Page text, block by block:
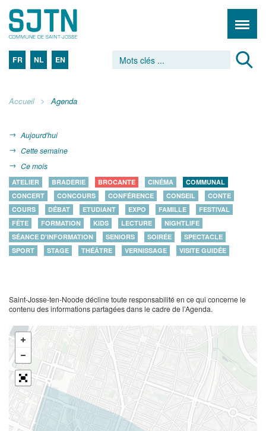
FR NL EN
Accueil Agenda
Aujourd'hui
Cette semaine
Ce mois
ATELIER BRADERIE BROCANTE CINÉMA
COMMUNAL
CONCERT
CONCOURS CONFÉRENCE CONSEIL
CONTE
COURS
DÉBAT ETUDIANT EXPO FAMILLE
FESTIVAL
FÊTE
FORMATION KIDS LECTURE
NIGHTLIFE
SÉANCE D'INFORMATION
SENIORS SOIRÉE
SPECTACLE
SPORT
STAGE THÉÂTRE VERNISSAGE VISITE GUIDÉE
Saint-Josse-ten-Noode décline toute responsabilité en ce qui concerne le
contenu des informations partagées dans le cadre de l’Agenda.